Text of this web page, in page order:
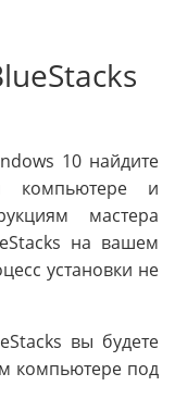
10 найдите
компьютере и
мастера
на вашем
установки не
вы будете
компьютере под